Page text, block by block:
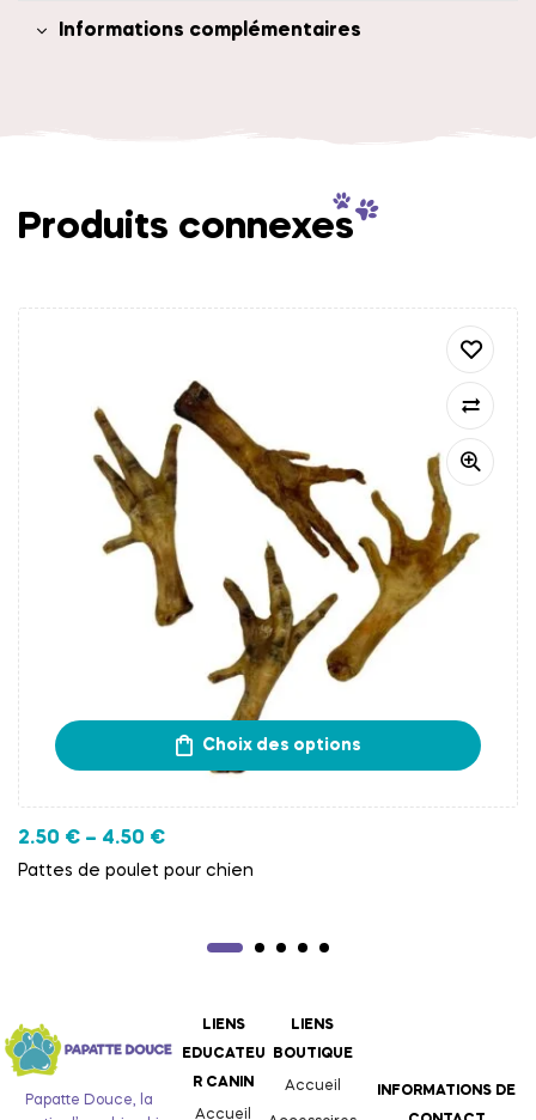
Informations complémentaires
Produits connexes
Choix des options
2.50 € – 4.50 €
Pattes de poulet pour chien
Papatte Douce, la
LIENS
EDUCATEU
R CANIN
Accueil
LIENS
BOUTIQUE
Accueil
INFORMATIONS DE